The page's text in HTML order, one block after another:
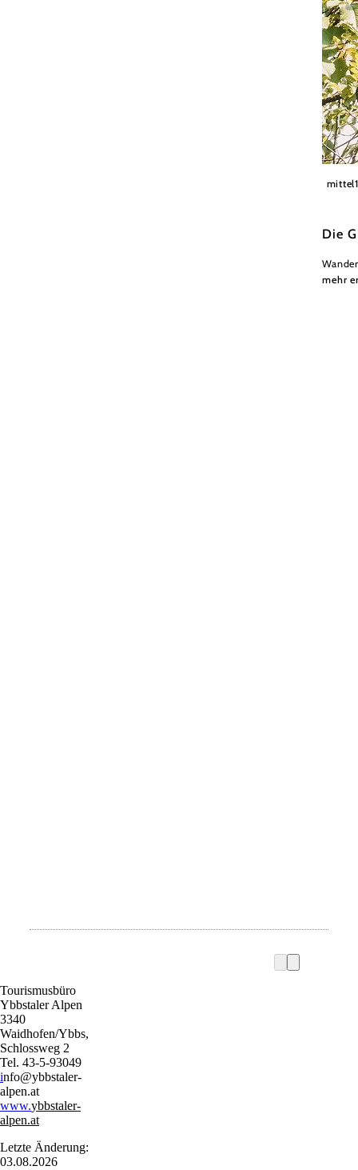
mittel
Die
mehr
Tourismusbüro
Ybbstaler Alpen
3340
Waidhofen/Ybbs,
Schlossweg 2
Tel. 43-5-93049
info@ybbstaler-
alpen.at
www.ybbstaler-
alpen.at
Letzte Änderung:
03.08.2026